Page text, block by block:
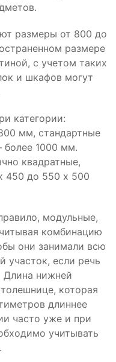
размеры от 800 до
размере
с учетом таких
и шкафов могут
категории:
мм, стандартные
1000 мм.
квадратные,
450 до 550 х 500
модульные,
комбинацию
они занимали всю
участок, если речь
Длина нижней
которая
длиннее
часто уже и при
учитывать